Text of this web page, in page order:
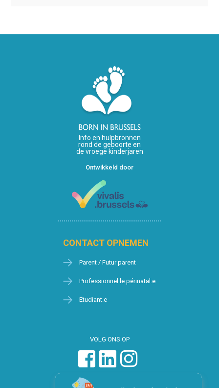
Info en hulpbronnen
rond de geboorte en
de vroege kinderjaren
Ontwikkeld door
CONTACT OPNEMEN
Parent / Futur parent
Professionnel.le périnatal.e
Etudiant.e
VOLG ONS OP